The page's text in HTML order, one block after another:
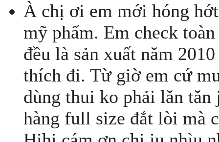
À chị ơi em mới hóng
mỹ phẩm. Em check
đều là sản xuất năm
thích đi. Từ giờ em cứ
dùng thui ko phải lăn tăn
hàng full size đắt lòi mà